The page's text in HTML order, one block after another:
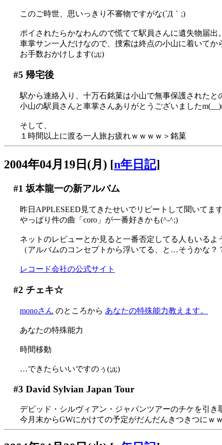
このご時世、思いっきり不審物ですがな(´Д｀;)
ポイされたらかなわんので慌てて駅員さんに遺失物届出。
車掌サン一人だけなので、捜索は終点の小山に着いてか
お手数おかけします(;д;)
#5 帰宅後
駅から連絡入り、十万石銘菓は小山で無事保護されたと
小山の駅員さんと車掌さんありがとうございました
そして、
１時間以上に渡る一人旅お疲れｗｗｗｗ＞銘菓
2004年04月19日(月) [n年日記]
#1 坂本龍一の新アルバム
昨日APPLESEED見てきたせいでリピートして聞いてます
やっぱり件の曲「coro」が一番好きかも(^-^;)
ネットのレビューとか見ると一番否定してる人もいるよ
（アルバムのコンセプトから浮いてる、と…そうかな？
レコード会社の公式サイト
#2 チェキ☆
monoさん のところから あなたの特殊能力教えます。
あなたの特殊能力
時間移動
…できたらいいですのぅ(;д;)
#3 David Sylvian Japan Tour
デビッド・シルヴィアン・ジャパンツアーのチケを引き
今月末からGWにかけての予定がだんだんきつきつにｗｗ